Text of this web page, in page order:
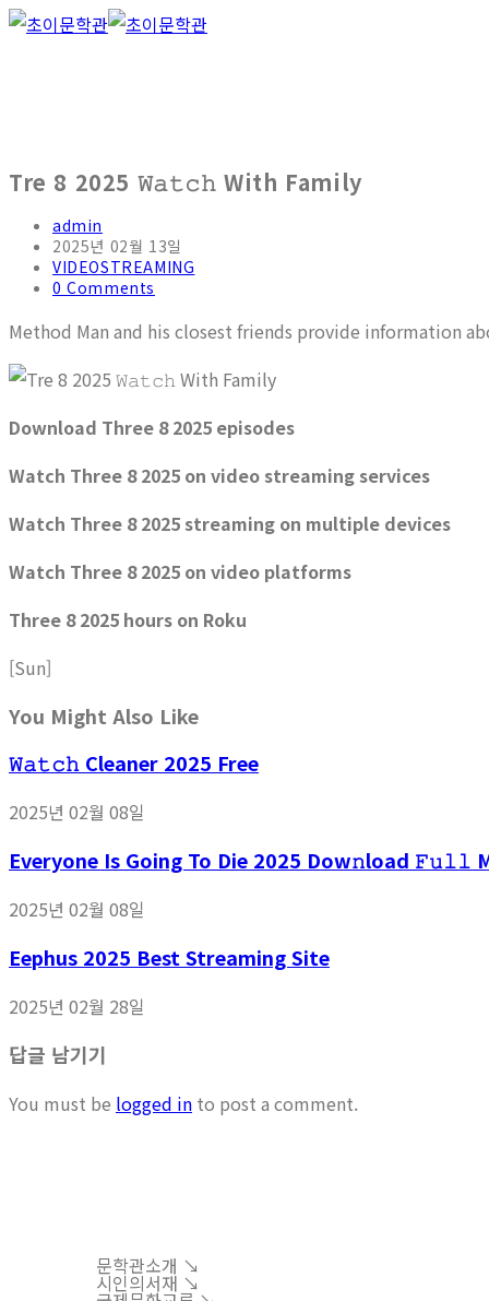
Tre 8 2025 𝚆𝚊𝚝𝚌𝚑 With Family
admin
2025년 02월 13일
VIDEOSTREAMING
0 Comments
Method Man and his closest friends provide information
Download Three 8 2025 episodes
Watch Three 8 2025 on video streaming services
Watch Three 8 2025 streaming on multiple devices
Watch Three 8 2025 on video platforms
Three 8 2025 hours on Roku
[Sun]
You Might Also Like
𝚆𝚊𝚝𝚌𝚑 Cleaner 2025 Free
2025년 02월 08일
Everyone Is Going To Die 2025 Dow𝚗load 𝙵𝚞𝚕𝚕
2025년 02월 08일
Eephus 2025 Best Streaming Site
2025년 02월 28일
답글 남기기
You must be logged in to post a comment.
문학관소개 ↘︎
시인의서재 ↘︎